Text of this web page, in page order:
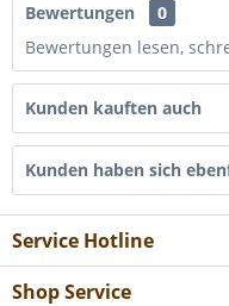
Bewertungen
0
Bewertungen lesen,
Kunden kauften auch
Kunden haben sich
Service Hotline
Shop Service